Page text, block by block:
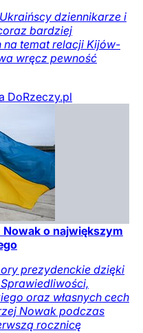
dziennikarze i
bardziej
temat relacji Kijów-
wręcz pewność
DoRzeczy.pl
o największym
prezydenckie dzięki
oraz własnych cech
Nowak podczas
rocznicę